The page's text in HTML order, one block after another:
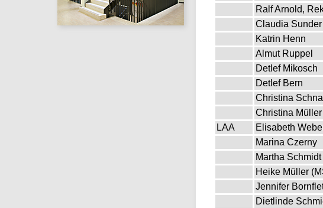
Ralf Arnold,
Claudia Sunder
Katrin Henn
Almut Ruppel
Detlef Mikosch
Detlef Bern
Christina
Christina Müller
LAA
Elisabeth
Marina Czerny
Martha Schmidt
Heike Müller
Jennifer
Dietlinde